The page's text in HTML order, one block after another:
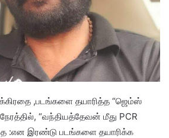
,படங்களை தயாரித்த “ஜெம்ஸ்
“வந்தியத்தேவன் மீது PCR
:என இரண்டு படங்களை தயாரிக்க